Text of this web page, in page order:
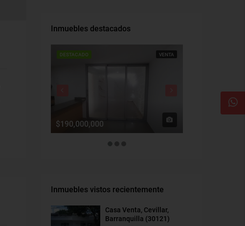
Inmuebles destacados
DESTACADO VENTA
$190,000,000
Inmuebles vistos recientemente
Casa Venta, Cevillar,
Barranquilla (30121)